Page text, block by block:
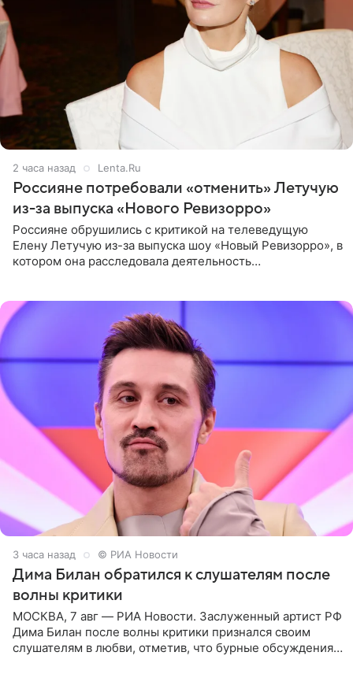
2 часа назад Lenta.Ru
Россияне потребовали «отменить» Летучую
из-за выпуска «Нового Ревизорро»
Россияне обрушились с критикой на телеведущую
Елену Летучую из-за выпуска шоу «Новый Ревизорро», в
котором она расследовала деятельность
3 часа назад © РИА Новости
Дима Билан обратился к слушателям после
волны критики
МОСКВА, 7 авг — РИА Новости. Заслуженный артист РФ
Дима Билан после волны критики признался своим
слушателям в любви, отметив, что бурные обсуждения